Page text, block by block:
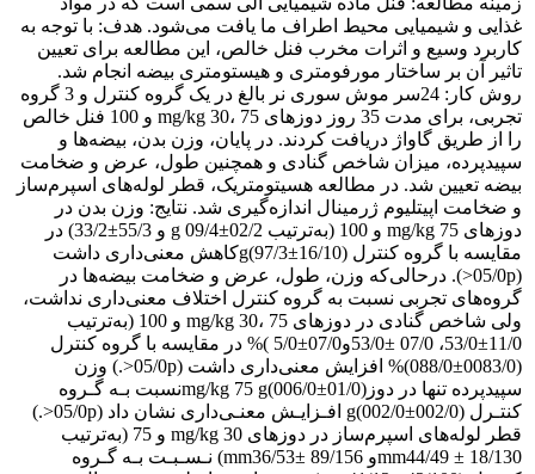
غذایی و شیمیایی محیط اطراف ما یافت می‌شود‌. هدف: با توجه به
کاربرد وسیع و اثرات مخرب فنل خالص، این مطالعه برای تعیین
تاثیر آن بر ساختار مورفومتری و هیستومتری بیضه انجام شد.
روش کار: 24سر موش سوری نر بالغ در یک گروه کنترل و 3 گروه
تجربی، برای مدت 35 روز دوز‌های mg/kg 30، 75 و 100 فنل خالص
را از طریق گاواژ دریافت کردند. در پایان، وزن بدن، بیضه‌ها و
سپیدپرده، میزان شاخص گنادی و همچنین طول، عرض و ضخامت
بیضه تعیین شد. در مطالعه هسیتومتریک، قطر لوله‌های اسپرم‌ساز
و ضخامت اپیتلیوم ژرمینال اندازه‌گیری شد. نتایج:‌‌ ‌‌وزن بدن در
دوز‌های mg/kg 75 و 100 ‌(به‌ترتیب g 09/4±02/2 ‌و 55/3±33/2) د‌ر
مقایسه با گروه کنترل g(97/3±16/10)کاهش معنی‌داری داشت
(05/0‌p<‌)‌. درحالی‌که وزن، طول، عرض و ضخامت بیضه‌‌‌ها در
گرو‌ه‌های تجربی نسبت به گروه کنترل اختلاف معنی‌داری نداشت،
ولی شاخص گنادی در دوز‌های mg/kg 30، 75 و 100 ‌(به‌ترتیب
11/0±‌53/0‌، 07/0‌ ±‌53/0‌‌و‌‌07/0±5/0‌ )% در مقایسه با گروه کنترل
(0083/0±088/0)% ‌افزایش معنی‌داری داشت (05/0‌p<‌.) وزن
سپیدپرده تنها در دوز‌mg/kg 75 g(006/0±01/0)نسبت بـه گـروه
کنتـرل g(002/0±002/0) افـزایـش معنـی‌داری نشان داد (05/0‌p<‌.)
قطر لوله‌های اسپرم‌ساز در دوزهای mg/kg 30 و 75‌ (به‌ترتیب
mm44/49 ± 18/130و mm36/53± 89/156) نـسـبـت بـه گـروه